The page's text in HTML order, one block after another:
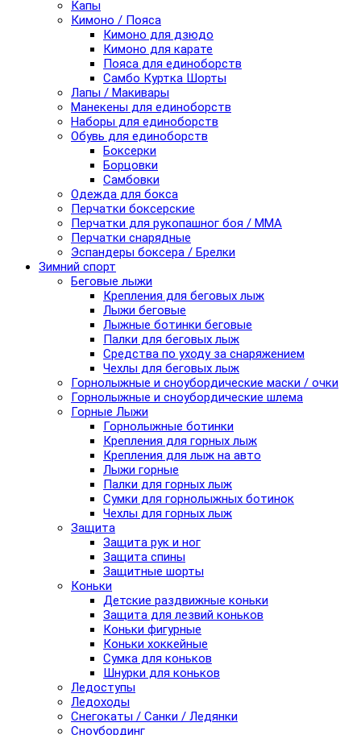
Капы
Кимоно / Пояса
Кимоно для дзюдо
Кимоно для карате
Пояса для единоборств
Самбо Куртка Шорты
Лапы / Макивары
Манекены для единоборств
Наборы для единоборств
Обувь для единоборств
Боксерки
Борцовки
Самбовки
Одежда для бокса
Перчатки боксерские
Перчатки для рукопашног боя / ММА
Перчатки снарядные
Эспандеры боксера / Брелки
Зимний спорт
Беговые лыжи
Крепления для беговых лыж
Лыжи беговые
Лыжные ботинки беговые
Палки для беговых лыж
Средства по уходу за снаряжением
Чехлы для беговых лыж
Горнолыжные и сноубордические маски / очки
Горнолыжные и сноубордические шлема
Горные Лыжи
Горнолыжные ботинки
Крепления для горных лыж
Крепления для лыж на авто
Лыжи горные
Палки для горных лыж
Сумки для горнолыжных ботинок
Чехлы для горных лыж
Защита
Защита рук и ног
Защита спины
Защитные шорты
Коньки
Детские раздвижные коньки
Защита для лезвий коньков
Коньки фигурные
Коньки хоккейные
Сумка для коньков
Шнурки для коньков
Ледоступы
Ледоходы
Снегокаты / Санки / Ледянки
Сноубординг